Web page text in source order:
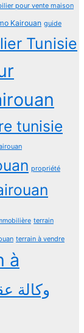
pour vente maison
Kairouan guide
Tunisie
tunisie
propriété
terrain
terrain à vendre
à
وكالة